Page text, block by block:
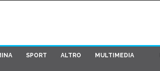
SPORT ALTRO MULTIMEDIA